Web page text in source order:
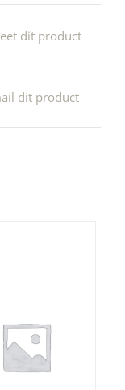
dit product
dit product